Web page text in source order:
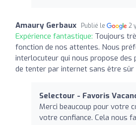
Amaury Gerbaux Publié le 2
Expérience fantastique: Toujours
fonction de nos attentes. Nous
interlocuteur qui nous propose des
de tenter par internet sans être sûr
Selectour - Favoris
Merci beaucoup pour votre
votre confiance. Cela nous